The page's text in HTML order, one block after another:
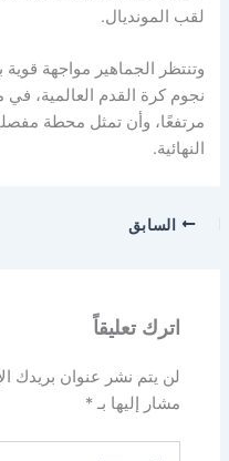
لقب المونديال.
وتنتظر الجماهير مواجهة
نجوم كرة القدم العالمية،
مرتفعًا، وأن تمثل محطة
النهائية.
السابق
اترك تعليقاً
لن يتم نشر عنوان بريدك
مشار إليها بـ*